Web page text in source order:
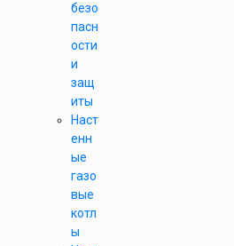
безо
пасн
ости
и
защ
иты
Наст
енн
ые
газо
вые
котл
ы